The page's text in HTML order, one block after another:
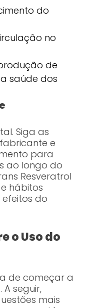
do
no
de
saúde dos
Siga as
e
para
ao longo do
Resveratrol
hábitos
do
o Uso do
de começar a
seguir,
mais